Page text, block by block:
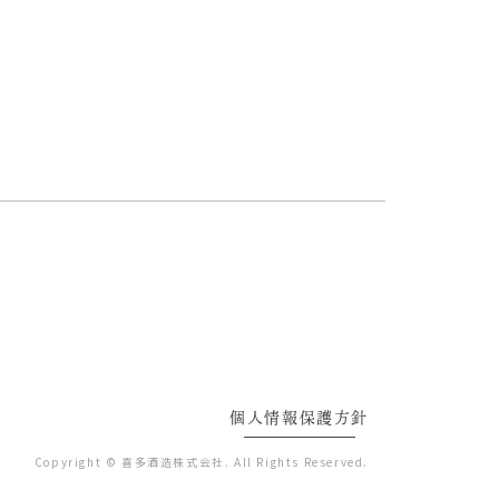
個人情報保護方針
Copyright © 喜多酒造株式会社. All Rights Reserved.